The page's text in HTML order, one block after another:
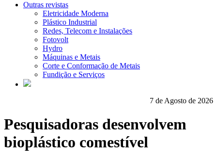
Outras revistas
Eletricidade Moderna
Plástico Industrial
Redes, Telecom e Instalações
Fotovolt
Hydro
Máquinas e Metais
Corte e Conformação de Metais
Fundição e Serviços
7 de Agosto de 2026
Pesquisadoras desenvolvem
bioplástico comestível